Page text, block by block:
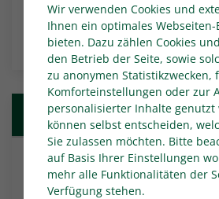
NACHRICHTEN-ÜBERSICHT
Weitere Nachrichten
Heimpremiere im Heidewald:
zweiten Sieg
Wir verwenden Cookies und
Ihnen ein optimales Webseiten-
bieten. Dazu zählen Cookies
den Betrieb der Seite, sowie
zu anonymen Statistikzwecken,
Komforteinstellungen oder zur
personalisierter Inhalte genutzt
können selbst entscheiden,
Sie zulassen möchten. Bitte
auf Basis Ihrer Einstellungen
mehr alle Funktionalitäten der
Verfügung stehen.